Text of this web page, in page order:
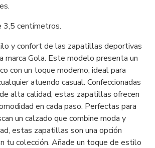
3,5 centímetros.
y confort de las zapatillas deportivas
marca Gola. Este modelo presenta un
con un toque moderno, ideal para
atuendo casual. Confeccionadas
alta calidad, estas zapatillas ofrecen
en cada paso. Perfectas para
un calzado que combine moda y
estas zapatillas son una opción
tu colección. Añade un toque de estilo